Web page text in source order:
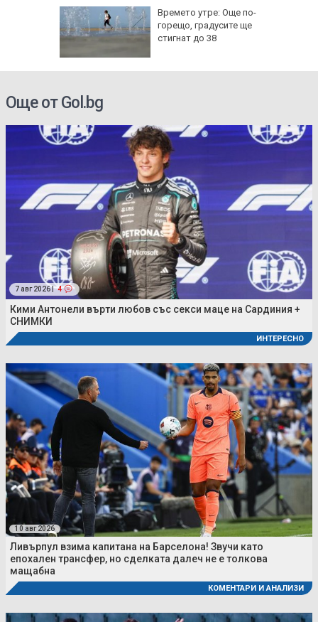
Времето утре: Още по-
горещо, градусите ще
стигнат до 38
Още от Gol.bg
7 авг 2026 | 4
Кими Антонели върти любов със секси маце на Сардиния +
СНИМКИ
ИНТЕРЕСНО
10 авг 2026
Ливърпул взима капитана на Барселона! Звучи като
епохален трансфер, но сделката далеч не е толкова
мащабна
КОМЕНТАРИ И АНАЛИЗИ